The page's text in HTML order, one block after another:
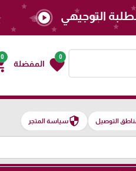
0
favorite المفضلة
0
التوجيهي play_circle
التوصيل securityسياسة المتجر